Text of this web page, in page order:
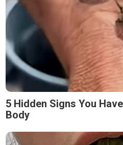
5 Hidden Signs You
Body